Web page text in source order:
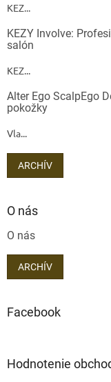
KEZ...
KEZY Involve:
salón
KEZ...
Alter Ego ScalpEgo
pokožky
Vla...
ARCHÍV
O nás
O nás
ARCHÍV
Facebook
Hodnotenie